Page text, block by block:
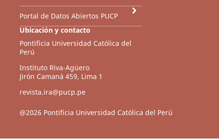
Portal de Datos Abiertos PUCP
Ubicación y contacto
Pontificia Universidad Católica del
Perú
Instituto Riva-Agüero
Jirón Camaná 459, Lima 1
revista.ira@pucp.pe
@2026 Pontificia Universidad Católica del Perú